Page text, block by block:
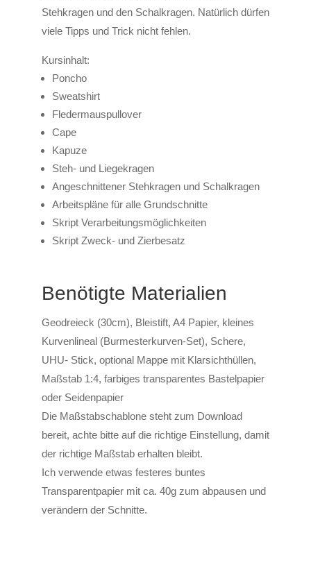
Stehkragen und den Schalkragen. Natürlich dürfen
viele Tipps und Trick nicht fehlen.
Kursinhalt:
Poncho
Sweatshirt
Fledermauspullover
Cape
Kapuze
Steh- und Liegekragen
Angeschnittener Stehkragen und Schalkragen
Arbeitspläne für alle Grundschnitte
Skript Verarbeitungsmöglichkeiten
Skript Zweck- und Zierbesatz
Benötigte Materialien
Geodreieck (30cm), Bleistift, A4 Papier, kleines
Kurvenlineal (Burmesterkurven-Set), Schere,
UHU- Stick, optional Mappe mit Klarsichthüllen,
Maßstab 1:4, farbiges transparentes Bastelpapier
oder Seidenpapier
Die Maßstabschablone steht zum Download
bereit, achte bitte auf die richtige Einstellung, damit
der richtige Maßstab erhalten bleibt.
Ich verwende etwas festeres buntes
Transparentpapier mit ca. 40g zum abpausen und
verändern der Schnitte.